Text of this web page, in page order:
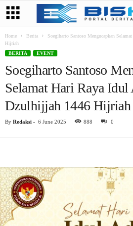
Home Berita
Soegiharto Santoso Mengucapkan
Hijriah
BERITA
EVENT
Soegiharto Santoso
Selamat Hari Raya Idul
Dzulhijjah 1446 Hijriah
By Redaksi - 6 June 2025 888 0